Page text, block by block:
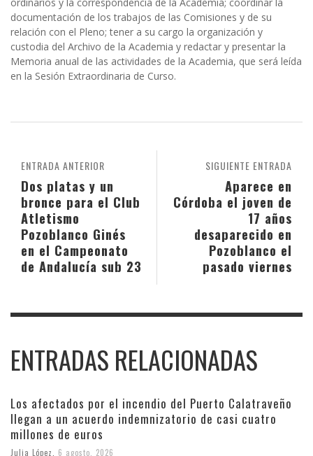
documentación de los trabajos de las Comisiones y de su
relación con el Pleno; tener a su cargo la organización y
custodia del Archivo de la Academia y redactar y presentar la
Memoria anual de las actividades de la Academia, que será leída
en la Sesión Extraordinaria de Curso.
SIGUIENTE ENTRADA
Aparece en
Córdoba el joven de
17 años
desaparecido en
Pozoblanco el
pasado viernes
ENTRADA ANTERIOR
Dos platas y un
bronce para el Club
Atletismo
Pozoblanco Ginés
en el Campeonato
de Andalucía sub 23
ENTRADAS RELACIONADAS
Los afectados por el incendio del Puerto Calatraveño
llegan a un acuerdo indemnizatorio de casi cuatro
millones de euros
Julia López 6 agosto, 2026